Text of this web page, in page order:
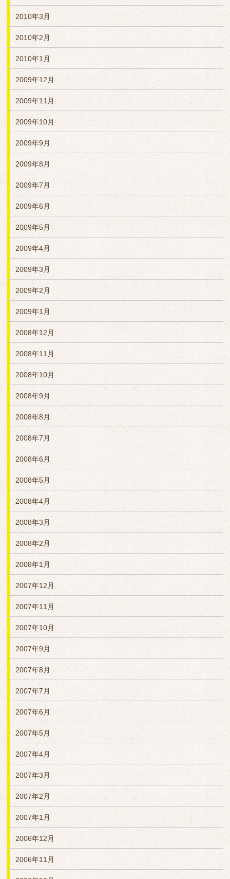
2010年3月
2010年2月
2010年1月
2009年12月
2009年11月
2009年10月
2009年9月
2009年8月
2009年7月
2009年6月
2009年5月
2009年4月
2009年3月
2009年2月
2009年1月
2008年12月
2008年11月
2008年10月
2008年9月
2008年8月
2008年7月
2008年6月
2008年5月
2008年4月
2008年3月
2008年2月
2008年1月
2007年12月
2007年11月
2007年10月
2007年9月
2007年8月
2007年7月
2007年6月
2007年5月
2007年4月
2007年3月
2007年2月
2007年1月
2006年12月
2006年11月